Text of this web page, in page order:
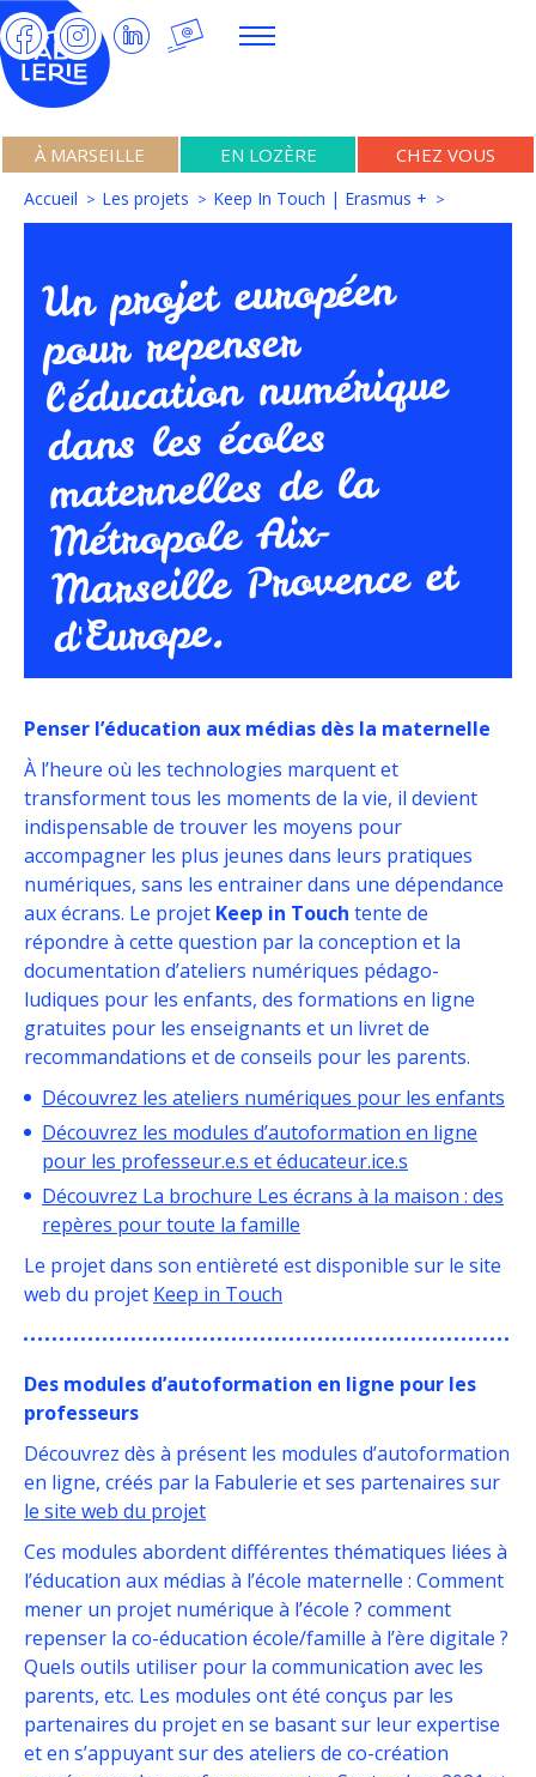
À MARSEILLE EN LOZÈRE CHEZ VOUS
Accueil Les projets Keep In Touch | Erasmus +
Un projet européen
pour repenser
l'éducation numérique
dans les écoles
maternelles de la
Métropole Aix-
Marseille Provence et
d'Europe.
Penser l’éducation aux médias dès la maternelle
À l’heure où les technologies marquent et
transforment tous les moments de la vie, il devient
indispensable de trouver les moyens pour
accompagner les plus jeunes dans leurs pratiques
numériques, sans les entrainer dans une dépendance
aux écrans. Le projet Keep in Touch tente de
répondre à cette question par la conception et la
documentation d’ateliers numériques pédago-
ludiques pour les enfants, des formations en ligne
gratuites pour les enseignants et un livret de
recommandations et de conseils pour les parents.
Découvrez les ateliers numériques pour les enfants
Découvrez les modules d’autoformation en ligne
pour les professeur.e.s et éducateur.ice.s
Découvrez La brochure Les écrans à la maison : des
repères pour toute la famille
Le projet dans son entièreté est disponible sur le site
web du projet Keep in Touch
Des modules d’autoformation en ligne pour les
professeurs
Découvrez dès à présent les modules d’autoformation
en ligne, créés par la Fabulerie et ses partenaires sur
le site web du projet
Ces modules abordent différentes thématiques liées à
l’éducation aux médias à l’école maternelle : Comment
mener un projet numérique à l’école ? comment
repenser la co-éducation école/famille à l’ère digitale ?
Quels outils utiliser pour la communication avec les
parents, etc. Les modules ont été conçus par les
partenaires du projet en se basant sur leur expertise
et en s’appuyant sur des ateliers de co-création